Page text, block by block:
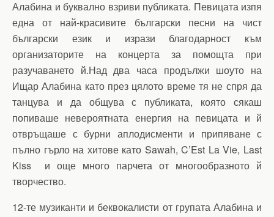
Алабина и буквално взриви публиката. Певицата изпя
една от най-красивите български песни на чист
български език и изрази благодарност към
организаторите на концерта за помощта при
разучаването й.Над два часа продължи шоуто на
Ищар Алабина като през цялото време тя не спря да
танцува и да общува с публиката, която сякаш
попиваше невероятната енергия на певицата и й
отвръщаше с бурни аплодисменти и припяване с
пълно гърло на хитове като Sawah, C’Est La Vie, Last
Kiss и още много парчета от многообразното й
творчество.
12-те музиканти и беквокалисти от групата Алабина и